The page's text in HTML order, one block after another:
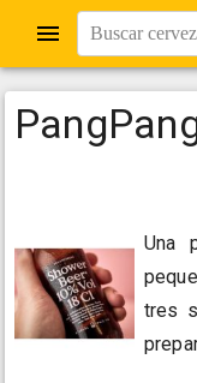
Buscar
Una
tres